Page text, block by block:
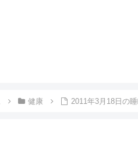
健康 2011年3月18日の